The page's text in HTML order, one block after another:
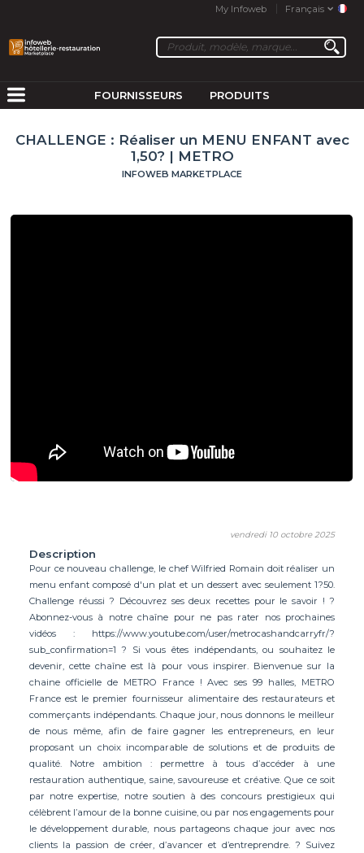
My Infoweb Français
FOURNISSEURS PRODUITS
CHALLENGE : Réaliser un MENU ENFANT avec
1,50? | METRO
INFOWEB MARKETPLACE
vendredi 10 octobre 2025
Description
Pour ce nouveau challenge, le chef Wilfried Romain doit réaliser un
menu enfant composé d'un plat et un dessert avec seulement 1?50.
Challenge réussi ? Découvrez ses deux recettes pour le savoir ! ?
Abonnez-vous à notre chaîne pour ne pas rater nos prochaines
vidéos : https://www.youtube.com/user/metrocashandcarryfr/?
sub_confirmation=1 ? Si vous êtes indépendants, ou souhaitez le
devenir, cette chaîne est là pour vous inspirer. Bienvenue sur la
chaine officielle de METRO France ! Avec ses 99 halles, METRO
France est le premier fournisseur alimentaire des restaurateurs et
commerçants indépendants. Chaque jour, nous donnons le meilleur
de nous même, afin de faire gagner les entrepreneurs, en leur
proposant un choix incomparable de solutions et de produits de
qualité. Notre ambition : permettre à tous d’accéder à une
restauration authentique, saine, savoureuse et créative. Que ce soit
par notre expertise, notre soutien à des concours prestigieux qui
célèbrent l’amour de la bonne cuisine, ou par nos engagements pour
le développement durable, nous partageons chaque jour avec nos
clients la passion de créer, d’avancer et d’entreprendre. ? Suivez